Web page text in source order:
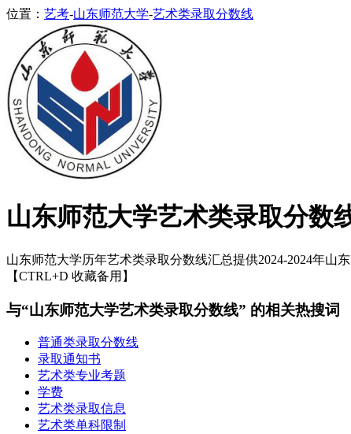
位置： 艺考-山东师范大学-艺术类录取分数线
山东师范大学艺术类录取分数
山东师范大学历年艺术类录取分数线汇总提供2024-2024年山
【CTRL+D 收藏备用】
与“山东师范大学艺术类录取分数线” 的相关热搜词
普通类录取分数线
录取通知书
艺术类专业考题
学费
艺术类录取信息
艺术类单科限制